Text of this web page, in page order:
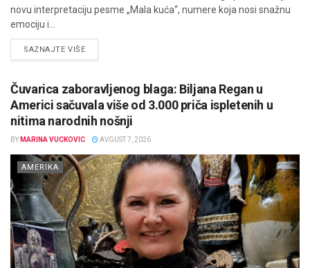
novu interpretaciju pesme „Mala kuća“, numere koja nosi snažnu
emociju i...
SAZNAJTE VIŠEDETAILS
Čuvarica zaboravljenog blaga: Biljana Regan u
Americi sačuvala više od 3.000 priča ispletenih u
nitima narodnih nošnji
BY MARINA VUCKOVIC AVGUST 7, 2026
AMERIKA